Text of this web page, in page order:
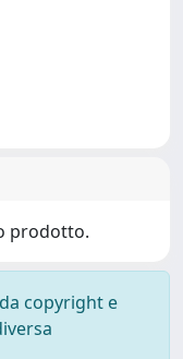
prodotto.
copyright e